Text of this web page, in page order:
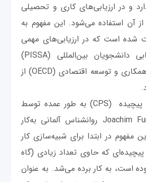
و در ارزیابی‌های کاری و تحصیلی
آن استفاده می‌شود. این مفهوم به
شده است که در ارزیابی‌های مهمی
مانند برنامه ارزیابی دانشجویان بین‌المللی (PISSA)
متعلق به سازمان همکاری و توسعه اقتصادی (OECD) از
مفهوم حل مسائل پیچیده (CPS) به طور عمده توسط
یواکیم فونکه Joachim Funke روانشناس آلمانی به‌کار
مفهوم در ابتدا برای شبیه‌سازی کار
که حاوی تعداد زیادی (گاه
است، به کار برده می‌شد. به عنوان